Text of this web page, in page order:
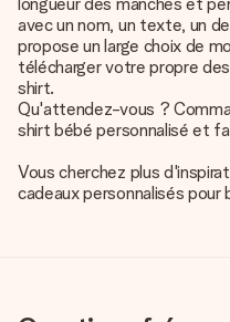
avec un nom, un texte, un
propose un large choix de
télécharger votre propre
shirt.
Qu'attendez-vous ?
shirt bébé personnalisé et
Vous cherchez plus
cadeaux personnalisés pour